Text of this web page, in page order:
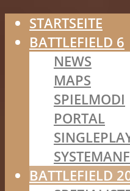
STARTSEITE
BATTLEFIELD 6
NEWS
MAPS
SPIELMODI
PORTAL
BATTLEFIELD